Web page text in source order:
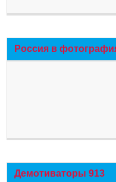
Россия в
Демотиваторы 913